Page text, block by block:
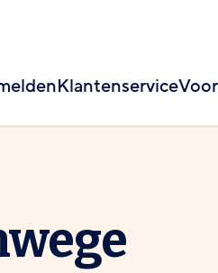
Klantenservice